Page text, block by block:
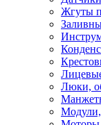
Жгуты
Люки,